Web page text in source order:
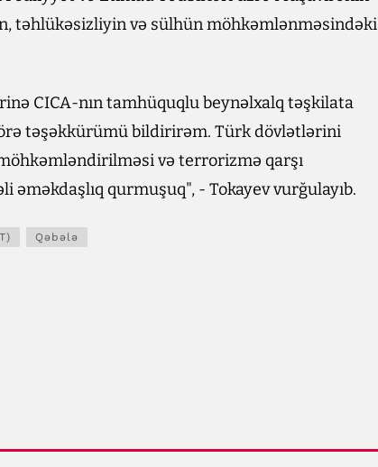
təhlükəsizliyin və sülhün möhkəmlənməsindəki
CICA-nın tamhüquqlu beynəlxalq təşkilata
təşəkkürümü bildirirəm. Türk dövlətlərini
və terrorizmə qarşı
qurmuşuq", - Tokayev vurğulayıb.
Qəbələ